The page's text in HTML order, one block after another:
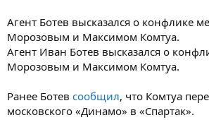
Агент Ботев высказался о конфлике
Морозовым и Максимом Комтуа.
Агент Иван Ботев высказался о
Морозовым и Максимом Комтуа.
Ранее Ботев сообщил, что Комтуа
московского «Динамо» в «Спартак».